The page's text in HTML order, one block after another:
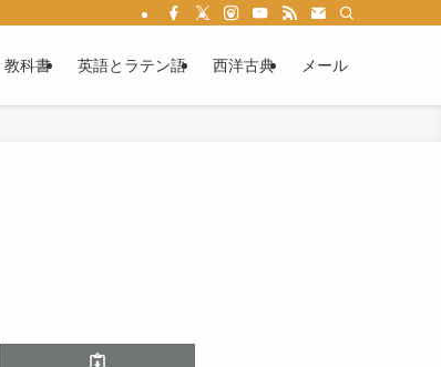
。ラテン語文法を学べば、あなたもカエサルやウェルギリウスの作
教科書 英語とラテン語 西洋古典 メール